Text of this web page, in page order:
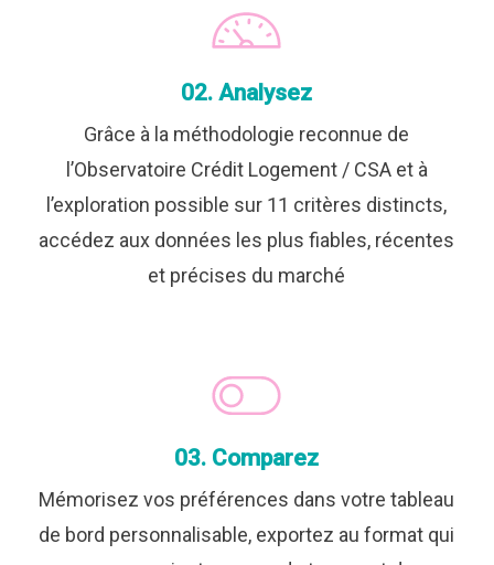
02. Analysez
Grâce à la méthodologie reconnue de
l’Observatoire Crédit Logement / CSA et à
l’exploration possible sur 11 critères distincts,
accédez aux données les plus fiables, récentes
et précises du marché
03. Comparez
Mémorisez vos préférences dans votre tableau
de bord personnalisable, exportez au format qui